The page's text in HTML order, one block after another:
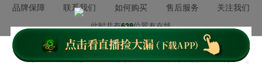
品牌保障 联系我们 如何购买 售后服务 关注我们
此时共有638位翠友在线
翡翠王朝成立于2008年3月21日
我们以超值好珠宝和舒心服务造福顾客，
首页 客服 下载APP 关于我们 个人中心